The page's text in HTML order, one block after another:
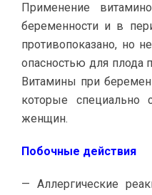
Применение
беременности и в
противопоказано, но
опасностью для плода
Витамины при
которые специально
женщин.
Побочные действия
— Аллергические